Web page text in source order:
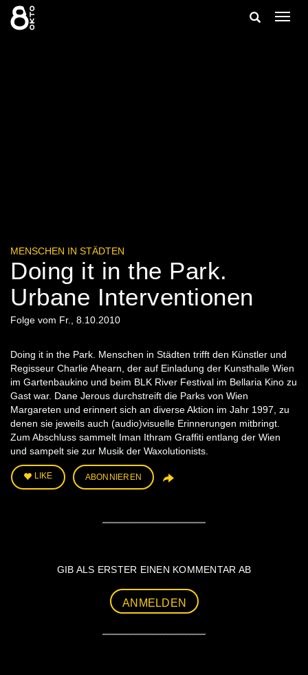
Zum
Inhalt
springen
Suche
MENSCHEN IN STÄDTEN
Doing it in the Park.
Urbane Interventionen
Folge vom Fr., 8.10.2010
Doing it in the Park. Menschen in Städten trifft den Künstler und
Regisseur Charlie Ahearn, der auf Einladung der Kunsthalle Wien
im Gartenbaukino und beim BLK River Festival im Bellaria Kino zu
Gast war. Dane Jerous durchstreift die Parks von Wien
Margareten und erinnert sich an diverse Aktion im Jahr 1997, zu
denen sie jeweils auch (audio)visuelle Erinnerungen mitbringt.
Zum Abschluss sammelt Iman Ithram Graffiti entlang der Wien
und sampelt sie zur Musik der Waxolutionists.
LIKE ABONNIEREN
GIB ALS ERSTER EINEN KOMMENTAR AB
ANMELDEN